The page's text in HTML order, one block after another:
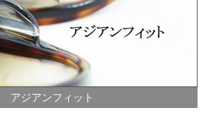
アジアンフィット